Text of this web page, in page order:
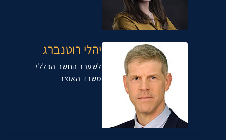
יהלי רוטנברג
לשעבר החשב הכללי
משרד האוצר